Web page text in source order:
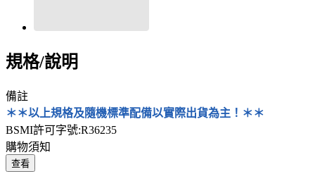
規格/說明
備註
＊＊以上規格及隨機標準配備以實際出貨為主！＊＊
BSMI許可字號:R36235
購物須知
查看